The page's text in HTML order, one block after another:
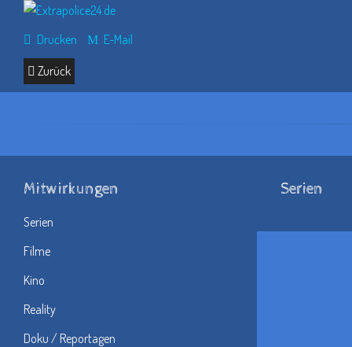
Drucken
E-Mail
Zurück
Mitwirkungen
Serien
Filme
Kino
Reality
Doku / Reportagen
Serien